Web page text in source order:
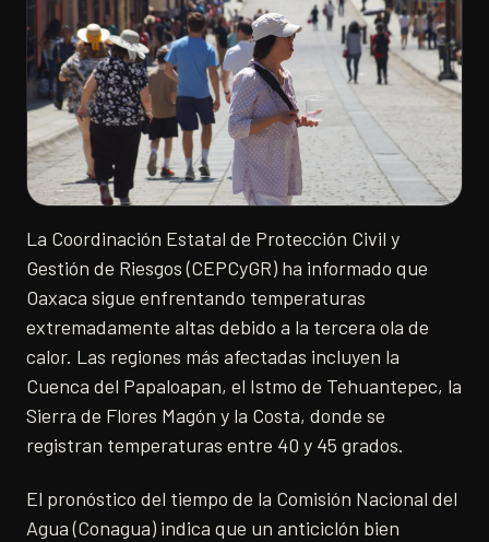
La Coordinación Estatal de Protección Civil y
Gestión de Riesgos (CEPCyGR) ha informado que
Oaxaca sigue enfrentando temperaturas
extremadamente altas debido a la tercera ola de
calor. Las regiones más afectadas incluyen la
Cuenca del Papaloapan, el Istmo de Tehuantepec, la
Sierra de Flores Magón y la Costa, donde se
registran temperaturas entre 40 y 45 grados.
El pronóstico del tiempo de la Comisión Nacional del
Agua (Conagua) indica que un anticiclón bien